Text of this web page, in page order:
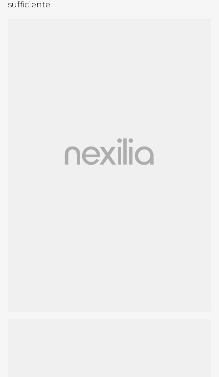
sufficiente.